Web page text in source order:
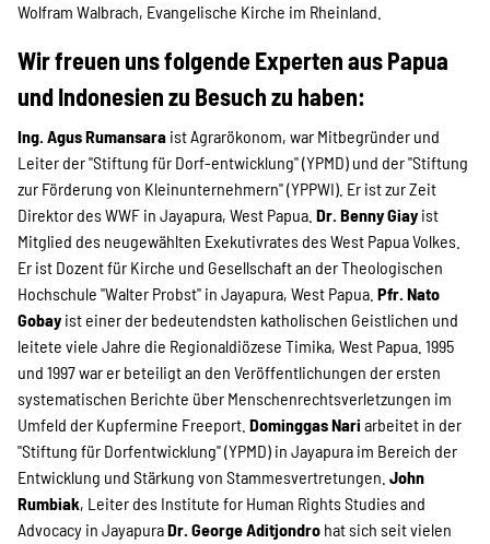
Wolfram Walbrach, Evangelische Kirche im Rheinland.
Wir freuen uns folgende Experten aus Papua
und Indonesien zu Besuch zu haben:
Ing. Agus Rumansara ist Agrarökonom, war Mitbegründer und
Leiter der "Stiftung für Dorf-entwicklung" (YPMD) und der "Stiftung
zur Förderung von Kleinunternehmern" (YPPWI). Er ist zur Zeit
Direktor des WWF in Jayapura, West Papua. Dr. Benny Giay ist
Mitglied des neugewählten Exekutivrates des West Papua Volkes.
Er ist Dozent für Kirche und Gesellschaft an der Theologischen
Hochschule "Walter Probst" in Jayapura, West Papua. Pfr. Nato
Gobay ist einer der bedeutendsten katholischen Geistlichen und
leitete viele Jahre die Regionaldiözese Timika, West Papua. 1995
und 1997 war er beteiligt an den Veröffentlichungen der ersten
systematischen Berichte über Menschenrechtsverletzungen im
Umfeld der Kupfermine Freeport. Dominggas Nari arbeitet in der
"Stiftung für Dorfentwicklung" (YPMD) in Jayapura im Bereich der
Entwicklung und Stärkung von Stammesvertretungen. John
Rumbiak, Leiter des Institute for Human Rights Studies and
Advocacy in JayapuraDr. George Aditjondro hat sich seit vielen